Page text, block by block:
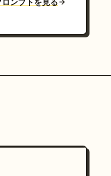
ンプトを見る